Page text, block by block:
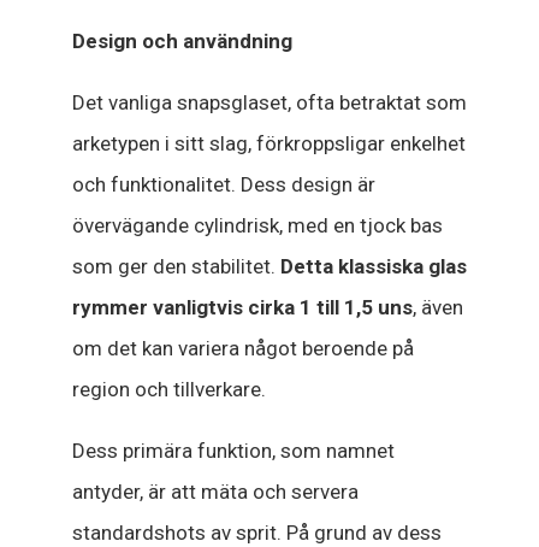
Design och användning
Det vanliga snapsglaset, ofta betraktat som
arketypen i sitt slag, förkroppsligar enkelhet
och funktionalitet. Dess design är
övervägande cylindrisk, med en tjock bas
som ger den stabilitet. Detta klassiska glas
rymmer vanligtvis cirka 1 till 1,5 uns, även
om det kan variera något beroende på
region och tillverkare.
Dess primära funktion, som namnet
antyder, är att mäta och servera
standardshots av sprit. På grund av dess